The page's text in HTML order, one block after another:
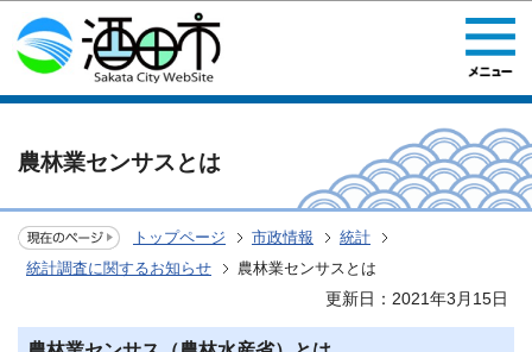
このページの本文へ移動
農林業センサスとは
トップページ 市政情報
統計
統計調査に関するお知らせ
農林業センサスとは
更新日：2021年3月15日